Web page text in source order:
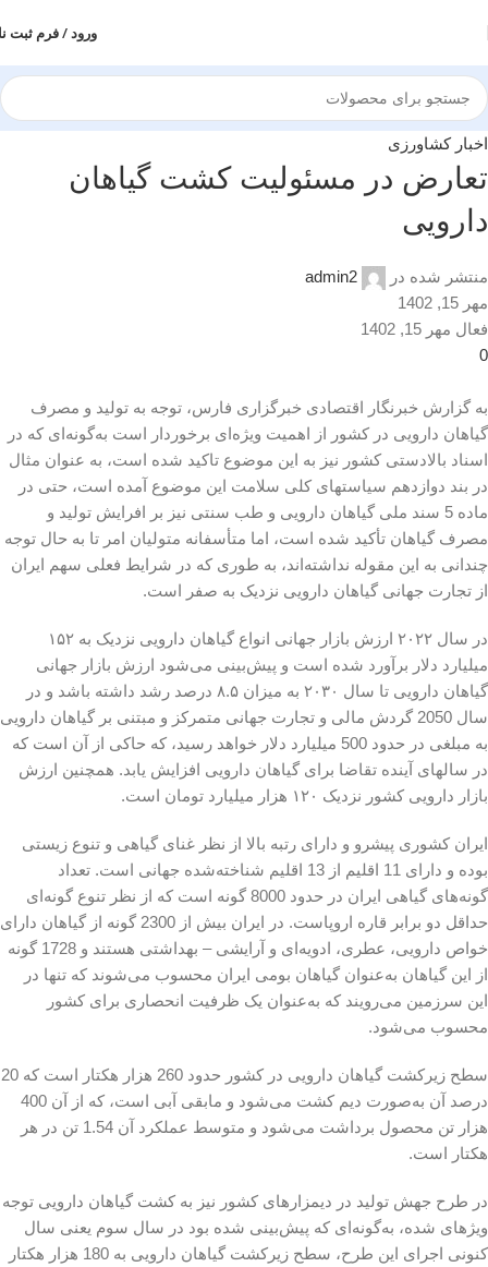
ورود / فرم ثبت
اخبار کشاورزی
تعارض در مسئولیت کشت گیاهان
دارویی
منتشر شده در
admin2
مهر 15, 1402
فعال مهر 15, 1402
0
به گزارش خبرنگار اقتصادی خبرگزاری فارس، توجه به تولید و مصرف
گیاهان دارویی در کشور از اهمیت ویژه‌ای برخوردار است به‌گونه‌ای که در
اسناد بالادستی کشور نیز به این موضوع تاکید شده است، به عنوان مثال
در بند دوازدهم سیاست­های کلی سلامت این موضوع آمده است، حتی در
ماده 5 سند ملی گیاهان دارویی و طب سنتی نیز بر افرایش تولید و
مصرف گیاهان تأکید شده است، اما متأسفانه متولیان امر تا به حال توجه
چندانی به این مقوله نداشته‌اند، به طوری که در شرایط فعلی سهم ایران
از تجارت جهانی گیاهان دارویی نزدیک به صفر است.
در سال ۲۰۲۲ ارزش بازار جهانی انواع گیاهان دارویی نزدیک به ۱۵۲
میلیارد دلار برآورد شده است و پیش‌بینی می‌شود ارزش بازار جهانی
گیاهان دارویی تا سال ۲۰۳۰ به میزان ۸.۵ درصد رشد داشته باشد و در
سال 2050 گردش مالی و تجارت جهانی متمرکز و مبتنی بر گیاهان دارویی
به مبلغی در حدود 500 میلیارد دلار خواهد رسید، که حاکی از آن است که
در سال­های آینده تقاضا برای گیاهان دارویی افزایش یابد. همچنین ارزش
بازار دارویی کشور نزدیک ۱۲۰ هزار میلیارد تومان است.
ایران کشوری پیشرو و دارای رتبه بالا از نظر غنای گیاهی و تنوع زیستی
بوده و دارای 11 اقلیم از 13 اقلیم شناخته‌شده جهانی است. تعداد
گونه‌های گیاهی ایران در حدود 8000 گونه است که از نظر تنوع گونه‌ای
حداقل دو برابر قاره اروپاست. در ایران بیش از 2300 گونه از گیاهان دارای
خواص دارویی، عطری، ادویه‌ای و آرایشی – بهداشتی هستند و 1728 گونه
از این گیاهان به‌عنوان گیاهان بومی ایران محسوب می‌شوند که تنها در
این سرزمین می‌رویند که به‌عنوان یک ظرفیت انحصاری برای کشور
محسوب می‌شود.
سطح زیرکشت گیاهان دارویی در کشور حدود 260 هزار هکتار است که 20
درصد آن به‌صورت دیم کشت می­‌شود و مابقی آبی است، که از آن 400
هزار تن محصول برداشت می‌شود و متوسط عملکرد آن 1.54 تن در هر
هکتار است.
در طرح جهش تولید در دیم­زارهای کشور نیز به کشت گیاهان دارویی توجه
ویژه­­ای شده، به‌گونه‌ای که پیش‌بینی شده بود در سال سوم یعنی سال
کنونی اجرای این طرح، سطح زیرکشت گیاهان دارویی به 180 هزار هکتار